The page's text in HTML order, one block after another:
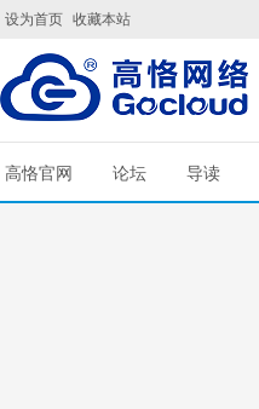
设为首页 收藏本站
高恪官网 论坛 导读